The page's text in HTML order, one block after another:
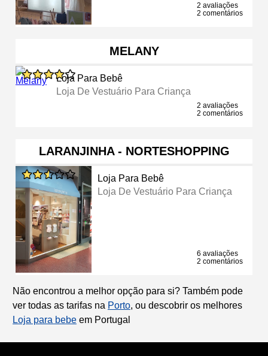
2 avaliações
2 comentários
MELANY
Loja Para Bebê
Loja De Vestuário Para Criança
2 avaliações
2 comentários
LARANJINHA - NORTESHOPPING
Loja Para Bebê
Loja De Vestuário Para Criança
6 avaliações
2 comentários
Não encontrou a melhor opção para si? Também pode
ver todas as tarifas na Porto, ou descobrir os melhores
Loja para bebe em Portugal